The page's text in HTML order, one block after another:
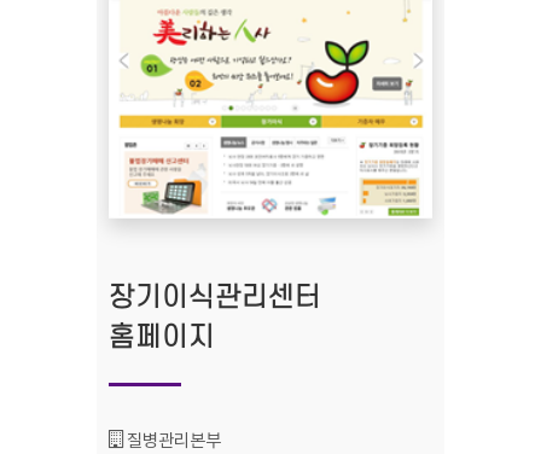
장기이식관리센터
홈페이지
기관명 :
질병관리본부